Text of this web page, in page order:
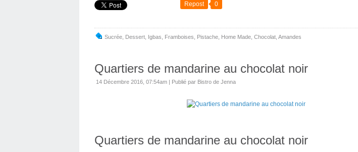
Repost 0
Sucrée Dessert Igbas Framboises Pistache Home Made Chocolat Amandes
Quartiers de mandarine au chocolat noir
14 Décembre 2016, 07:54am | Publié par Bistro de Jenna
Quartiers de mandarine au chocolat noir